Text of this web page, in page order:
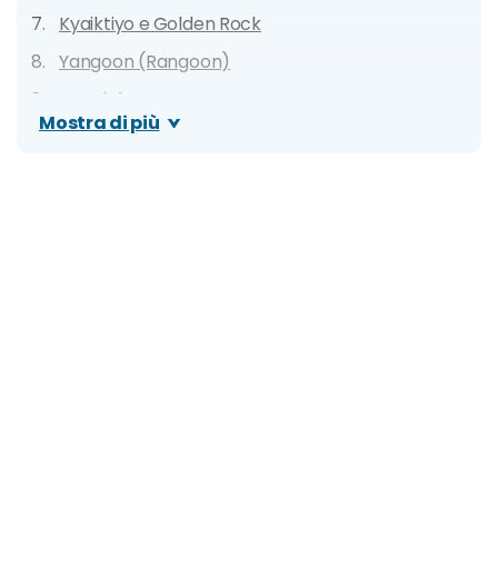
Kyaiktiyo e Golden Rock
Yangoon (Rangoon)
Mandalay
Bagan
Mostra di più